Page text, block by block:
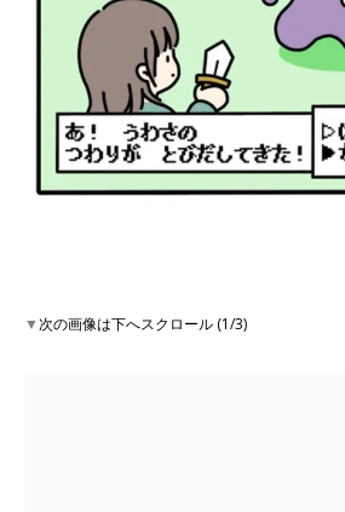
▼次の画像は下へスクロール (1/3)